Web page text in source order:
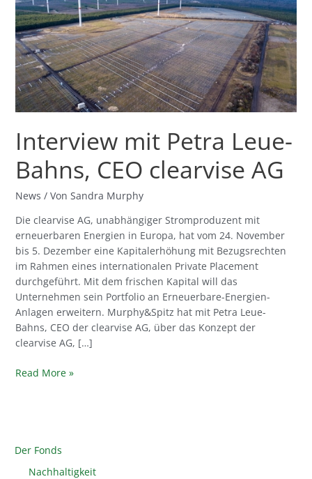
Interview mit Petra Leue-
Bahns, CEO clearvise AG
News / Von Sandra Murphy
Die clearvise AG, unabhängiger Stromproduzent mit
erneuerbaren Energien in Europa, hat vom 24. November
bis 5. Dezember eine Kapitalerhöhung mit Bezugsrechten
im Rahmen eines internationalen Private Placement
durchgeführt. Mit dem frischen Kapital will das
Unternehmen sein Portfolio an Erneuerbare-Energien-
Anlagen erweitern. Murphy&Spitz hat mit Petra Leue-
Bahns, CEO der clearvise AG, über das Konzept der
clearvise AG, […]
CEO
clearvise
AG
Read More »
Der Fonds
Nachhaltigkeit